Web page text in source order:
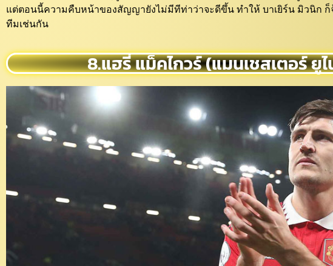
แต่ตอนนี้ความคืบหน้าของสัญญายังไม่มีทีท่าว่าจะดีขึ้น ทำให้ บาเยิร์น มิวนิก ก็
ทีมเช่นกัน
8.แฮรี่ แม็คไกวร์ (แมนเชสเตอร์ ยู